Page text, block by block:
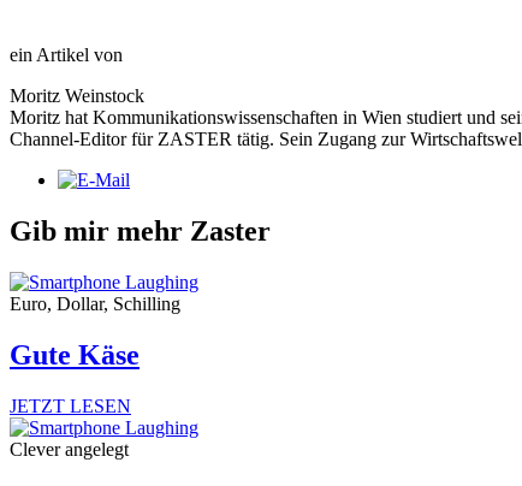
ein Artikel von
Moritz Weinstock
Moritz hat Kommunikationswissenschaften in Wien studiert und
Channel-Editor für ZASTER tätig. Sein Zugang zur
Gib mir mehr Zaster
Euro, Dollar, Schilling
Gute Käse
JETZT LESEN
Clever angelegt